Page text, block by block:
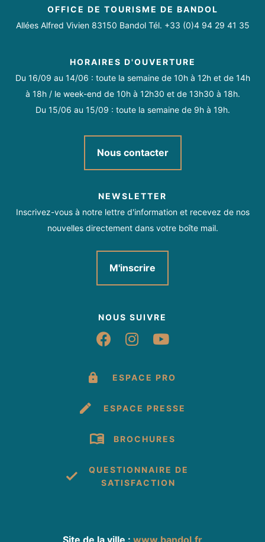
OFFICE DE TOURISME DE BANDOL
Allées Alfred Vivien 83150 Bandol Tél. +33 (0)4 94 29 41 35
HORAIRES D'OUVERTURE
Du 16/09 au 14/06 : toute la semaine de 10h à 12h et de 14h
à 18h / le week-end de 10h à 12h30 et de 13h30 à 18h.
Du 15/06 au 15/09 : toute la semaine de 9h à 19h.
Nous contacter
NEWSLETTER
Inscrivez-vous à notre lettre d'information et recevez de nos
nouvelles directement dans votre boîte mail.
M'inscrire
NOUS SUIVRE
Suivez-nous sur
Suivez-nous sur
Suivez-nous
ESPACE PRO
ESPACE PRESSE
BROCHURES
QUESTIONNAIRE DE
SATISFACTION
Site de la ville : www.bandol.fr